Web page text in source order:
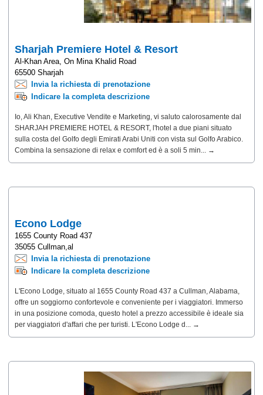
Sharjah Premiere Hotel & Resort
Al-Khan Area, On Mina Khalid Road
65500 Sharjah
Invia la richiesta di prenotazione
Indicare la completa descrizione
Io, Ali Khan, Executive Vendite e Marketing, vi saluto calorosamente dal
SHARJAH PREMIERE HOTEL & RESORT, l'hotel a due piani situato
sulla costa del Golfo degli Emirati Arabi Uniti con vista sul Golfo Arabico.
Combina la sensazione di relax e comfort ed è a soli 5 min... →
Econo Lodge
1655 County Road 437
35055 Cullman,al
Invia la richiesta di prenotazione
Indicare la completa descrizione
L'Econo Lodge, situato al 1655 County Road 437 a Cullman, Alabama,
offre un soggiorno confortevole e conveniente per i viaggiatori. Immerso
in una posizione comoda, questo hotel a prezzo accessibile è ideale sia
per viaggiatori d'affari che per turisti. L'Econo Lodge d... →